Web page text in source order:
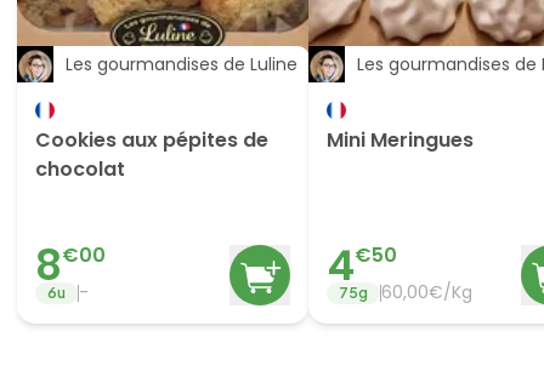
Les gourmandises de Luline
Cookies aux pépites de
chocolat
8€00
6u -
Les gourmandises de
Mini Meringues
4€50
75g 60,00€/Kg